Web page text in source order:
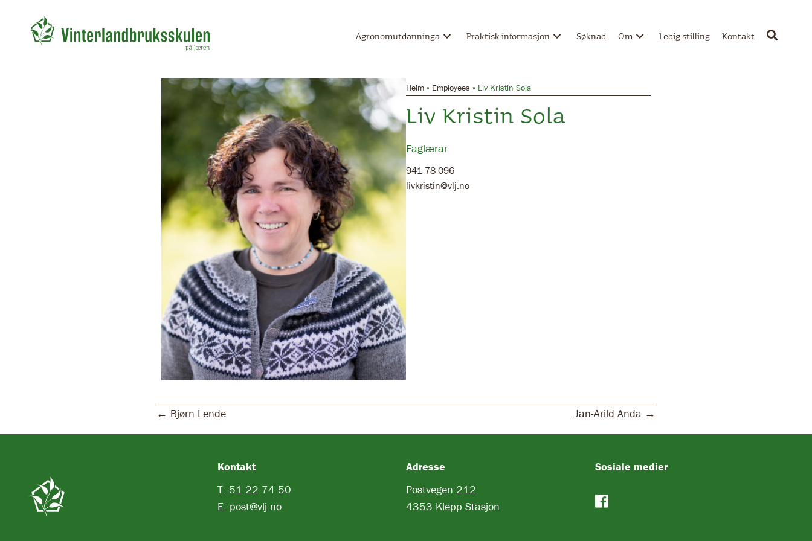
Agronomutdanninga Praktisk informasjon Søknad Om Ledig stilling Kontakt
Heim » Employees » Liv Kristin Sola
Liv Kristin Sola
Faglærar
941 78 096
livkristin@vlj.no
Posts
← Bjørn Lende Jan-Arild Anda →
Kontakt
T: 51 22 74 50
E: post@vlj.no
Adresse
Postvegen 212
4353 Klepp Stasjon
Sosiale medier
Facebook